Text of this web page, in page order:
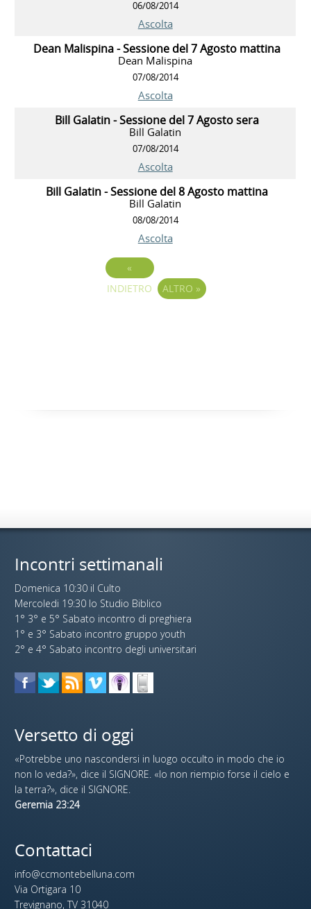
06/08/2014
Ascolta
Dean Malispina - Sessione del 7 Agosto mattina
Dean Malispina
07/08/2014
Ascolta
Bill Galatin - Sessione del 7 Agosto sera
Bill Galatin
07/08/2014
Ascolta
Bill Galatin - Sessione del 8 Agosto mattina
Bill Galatin
08/08/2014
Ascolta
«
INDIETRO
ALTRO »
Incontri settimanali
Domenica 10:30 il Culto
Mercoledi 19:30 lo Studio Biblico
1° 3° e 5° Sabato incontro di preghiera
1° e 3° Sabato incontro gruppo youth
2° e 4° Sabato incontro degli universitari
Versetto di oggi
«Potrebbe uno nascondersi in luogo occulto in modo che io
non lo veda?», dice il SIGNORE. «Io non riempio forse il cielo e
la terra?», dice il SIGNORE.
Geremia 23:24
Contattaci
info@ccmontebelluna.com
Via Ortigara 10
Trevignano, TV 31040